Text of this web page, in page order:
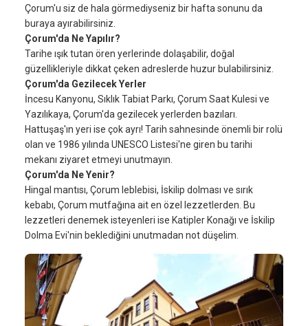
Çorum'u siz de hala görmediyseniz bir hafta sonunu da
buraya ayırabilirsiniz.
Çorum'da Ne Yapılır?
Tarihe ışık tutan ören yerlerinde dolaşabilir, doğal
güzellikleriyle dikkat çeken adreslerde huzur bulabilirsiniz.
Çorum'da Gezilecek Yerler
İncesu Kanyonu, Sıklık Tabiat Parkı, Çorum Saat Kulesi ve
Yazılıkaya, Çorum'da gezilecek yerlerden bazıları.
Hattuşaş'ın yeri ise çok ayrı! Tarih sahnesinde önemli bir rolü
olan ve 1986 yılında UNESCO Listesi'ne giren bu tarihi
mekanı ziyaret etmeyi unutmayın.
Çorum'da Ne Yenir?
Hingal mantısı, Çorum leblebisi, İskilip dolması ve sırık
kebabı, Çorum mutfağına ait en özel lezzetlerden. Bu
lezzetleri denemek isteyenleri ise Katipler Konağı ve İskilip
Dolma Evi'nin beklediğini unutmadan not düşelim.